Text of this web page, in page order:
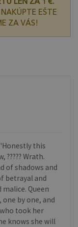
LEN ZA 1 €.
EŠTE
ZA VÁS!
this
Wrath.
of shadows and
betrayal and
Queen
by one, and
took her
knows she will